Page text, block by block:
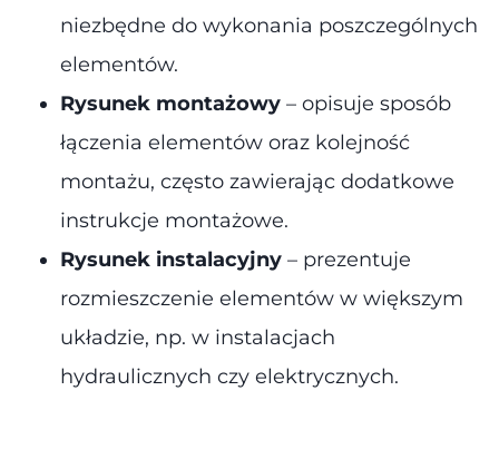
niezbędne do wykonania poszczególnych
elementów​.
Rysunek montażowy – opisuje sposób
łączenia elementów oraz kolejność
montażu, często zawierając dodatkowe
instrukcje montażowe.
Rysunek instalacyjny – prezentuje
rozmieszczenie elementów w większym
układzie, np. w instalacjach
hydraulicznych czy elektrycznych​.